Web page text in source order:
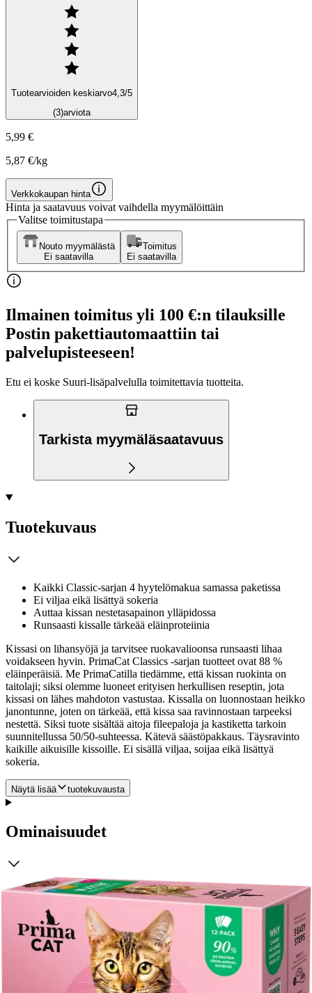
Tuotearvioiden keskiarvo4,3/5
(3)arviota
5,99 €
5,87 €/kg
Verkkokaupan hinta
Hinta ja saatavuus voivat vaihdella myymälöittäin
Valitse toimitustapa
Nouto myymälästä
Ei saatavilla
Toimitus
Ei saatavilla
Ilmainen toimitus yli 100 €:n tilauksille
Postin pakettiautomaattiin tai
palvelupisteeseen!
Etu ei koske Suuri‑lisäpalvelulla toimitettavia tuotteita.
Tarkista myymäläsaatavuus
Tuotekuvaus
Kaikki Classic-sarjan 4 hyytelömakua samassa paketissa
Ei viljaa eikä lisättyä sokeria
Auttaa kissan nestetasapainon ylläpidossa
Runsaasti kissalle tärkeää eläinproteiinia
Kissasi on lihansyöjä ja tarvitsee ruokavalioonsa runsaasti lihaa
voidakseen hyvin. PrimaCat Classics -sarjan tuotteet ovat 88 %
eläinperäisiä. Me PrimaCatilla tiedämme, että kissan ruokinta on
taitolaji; siksi olemme luoneet erityisen herkullisen reseptin, jota
kissasi on lähes mahdoton vastustaa. Kissalla on luonnostaan heikko
janontunne, joten on tärkeää, että kissa saa ravinnostaan tarpeeksi
nestettä. Siksi tuote sisältää aitoja fileepaloja ja kastiketta tarkoin
suunnitellussa 50/50-suhteessa. Kätevä säästöpakkaus. Täysravinto
kaikille aikuisille kissoille. Ei sisällä viljaa, soijaa eikä lisättyä
sokeria.
Näytä lisää tuotekuvausta
Ominaisuudet
Arviot